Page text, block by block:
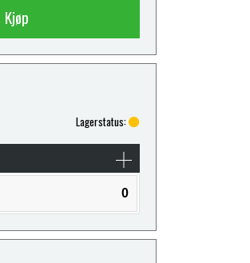
Kjøp
Lagerstatus:
0